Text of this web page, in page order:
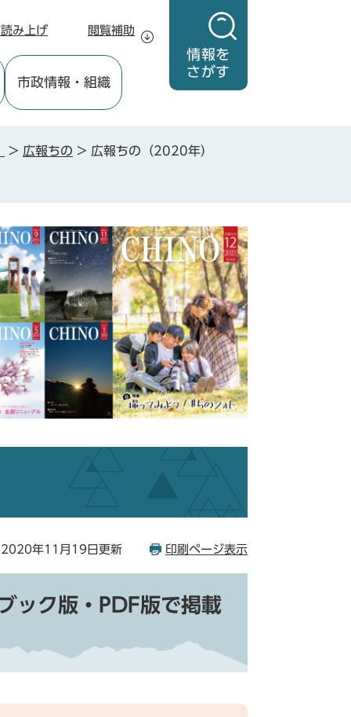
情報を
さがす
み上げ 閲覧補助
市政情報 ・組織
> 広報ちの > 広報ちの（2020年）
2020年11月19日更新 印刷ページ表示
ック版・PDF版で掲載